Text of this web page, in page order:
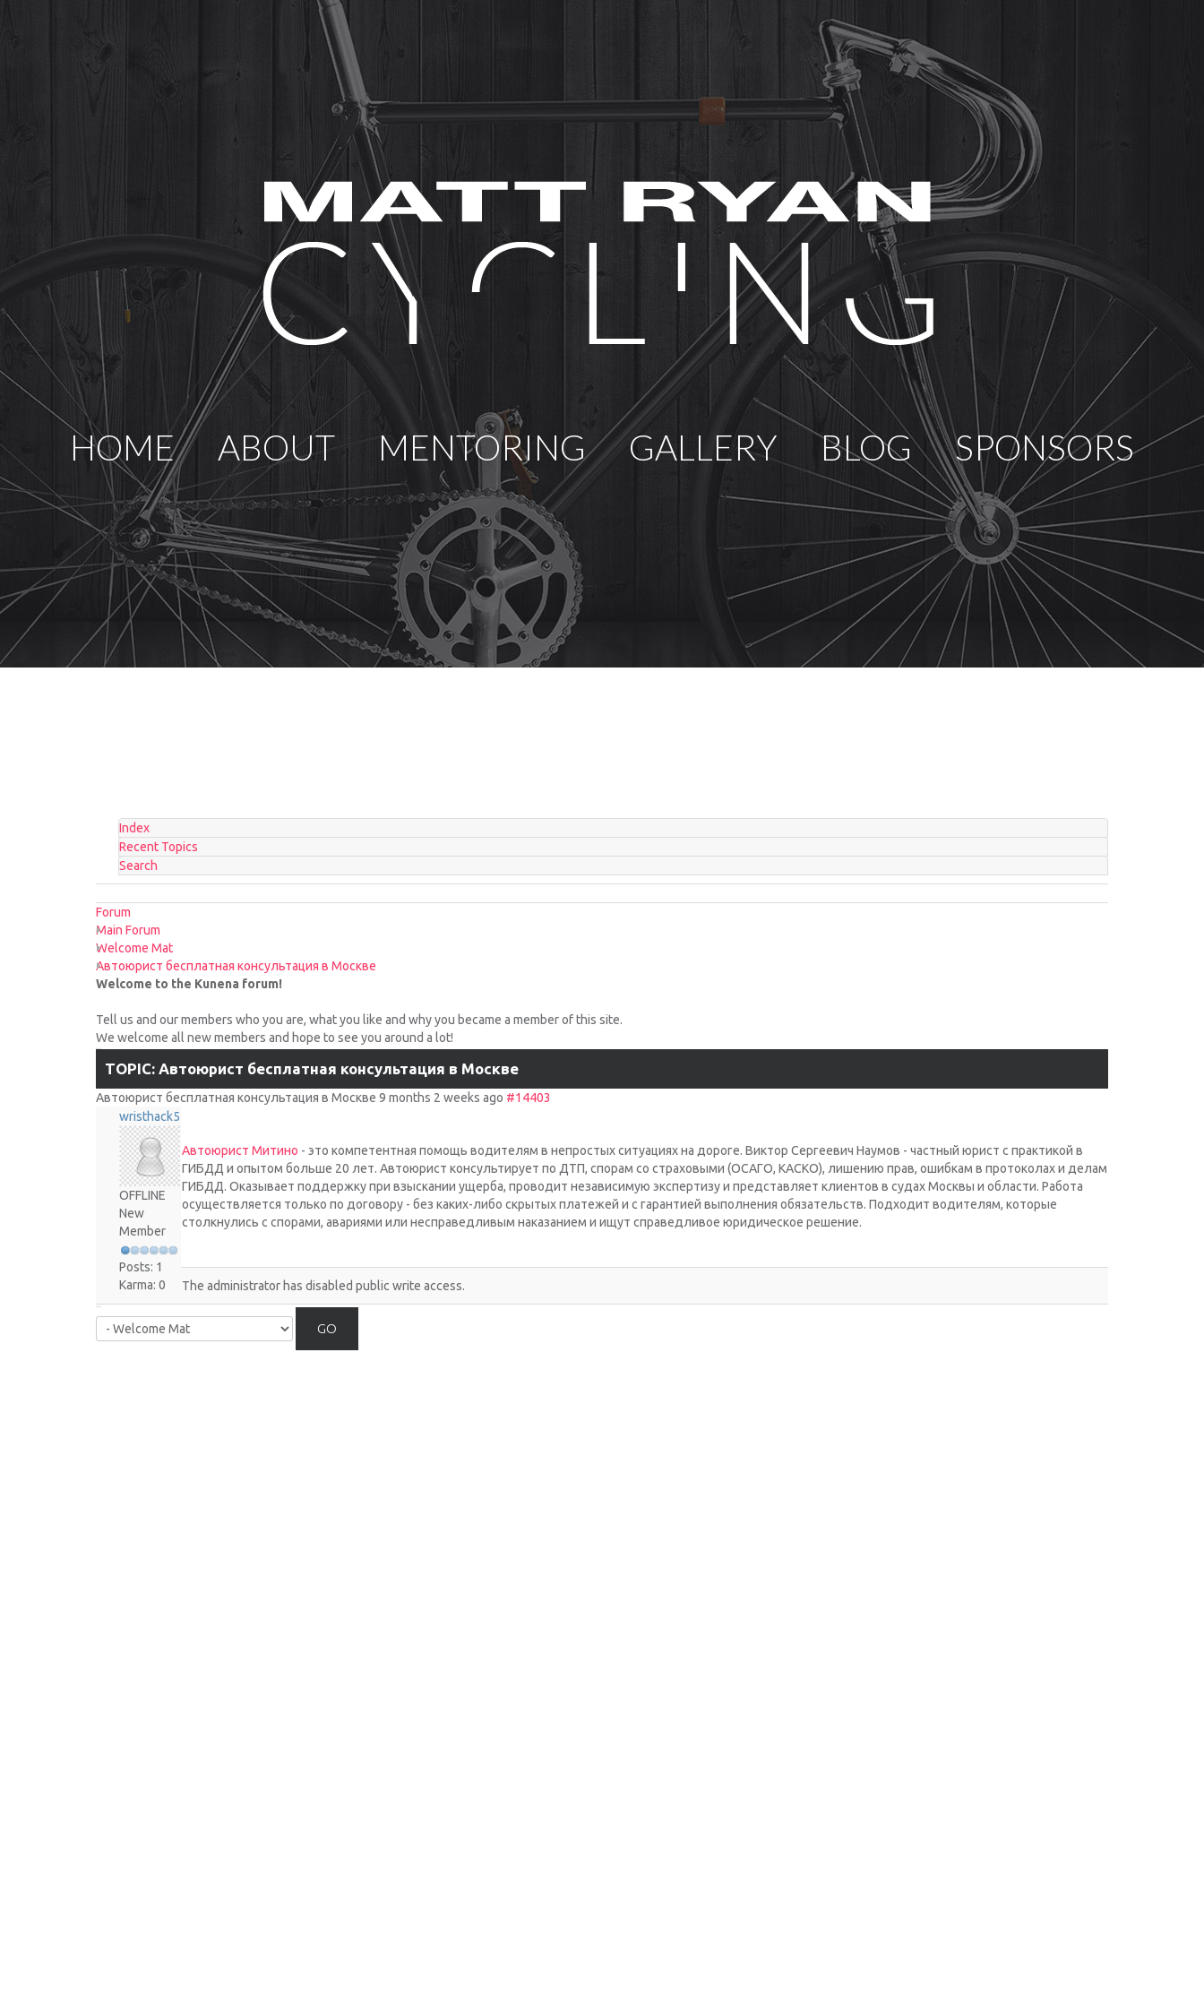
HOME ABOUT MENTORING GALLERY BLOG
UPCOMING RACES
RACE REVIEWS
SPONSORS
Index
Recent Topics
Search
Forum
Main Forum
Welcome Mat
Автоюрист бесплатная консультация в Москве
Welcome to the Kunena forum!
Tell us and our members who you are, what you like and why you became a member of this site.
We welcome all new members and hope to see you around a lot!
TOPIC: Автоюрист бесплатная консультация в Москве
Автоюрист бесплатная консультация в Москве 9 months 2 weeks ago #14403
wristhack5
OFFLINE
New
Member
Posts: 1
Karma: 0
Автоюрист Митино - это компетентная помощь водителям в непростых ситуациях на дороге. Виктор Сергеевич Наумов - частный юрист с практикой в
ГИБДД и опытом больше 20 лет. Автоюрист консультирует по ДТП, спорам со страховыми (ОСАГО, КАСКО), лишению прав, ошибкам в протоколах и делам
ГИБДД. Оказывает поддержку при взыскании ущерба, проводит независимую экспертизу и представляет клиентов в судах Москвы и области. Работа
осуществляется только по договору - без каких-либо скрытых платежей и с гарантией выполнения обязательств. Подходит водителям, которые
столкнулись с спорами, авариями или несправедливым наказанием и ищут справедливое юридическое решение.
The administrator has disabled public write access.
GO